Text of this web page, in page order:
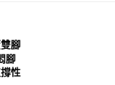
support/home
腳
腳
性